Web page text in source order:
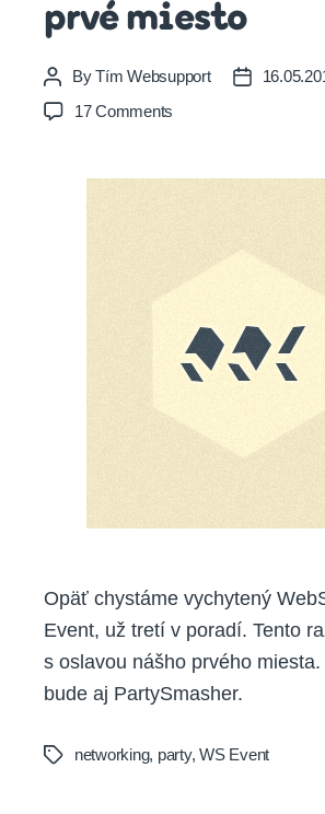
prvé miesto
Post
author
ByTím Websupport
Post
17 Comments
na
oslávime
miesto
Opäť chystáme vychytený
Event, už tretí v poradí. Tento
s oslavou nášho prvého miesta.
bude aj PartySmasher.
Tags networking, party,WS Event